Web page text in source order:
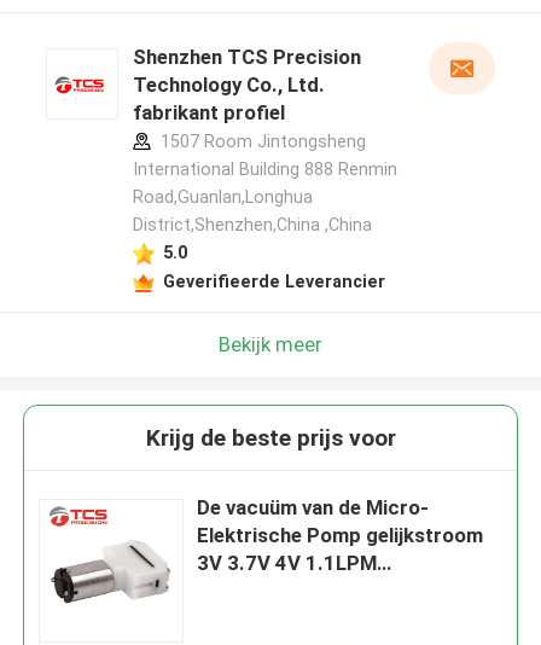
Shenzhen TCS Precision
Technology Co., Ltd.
fabrikant profiel
1507 Room Jintongsheng
International Building 888 Renmin
Road,Guanlan,Longhua
District,Shenzhen,China ,China
5.0
Geverifieerde Leverancier
Bekijk meer
Krijg de beste prijs voor
De vacuüm van de Micro-
Elektrische Pomp gelijkstroom
3V 3.7V 4V 1.1LPM